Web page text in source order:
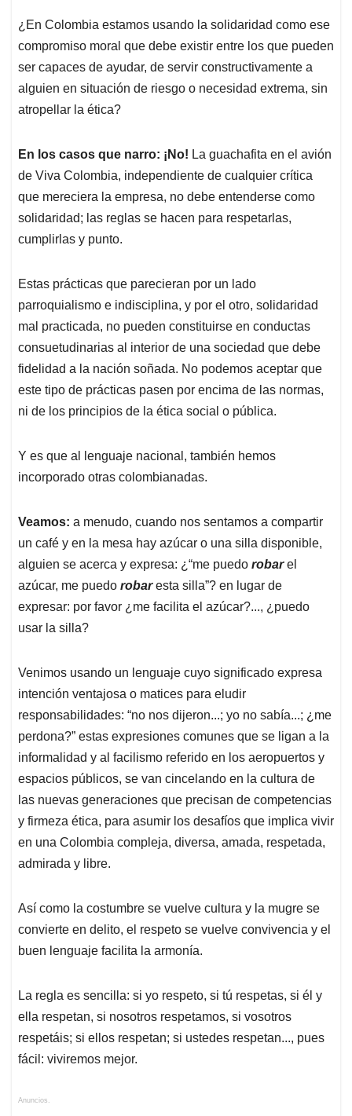
¿En Colombia estamos usando la solidaridad como ese
compromiso moral que debe existir entre los que pueden
ser capaces de ayudar, de servir constructivamente a
alguien en situación de riesgo o necesidad extrema, sin
atropellar la ética?
En los casos que narro: ¡No! La guachafita en el avión
de Viva Colombia, independiente de cualquier crítica
que mereciera la empresa, no debe entenderse como
solidaridad; las reglas se hacen para respetarlas,
cumplirlas y punto.
Estas prácticas que parecieran por un lado
parroquialismo e indisciplina, y por el otro, solidaridad
mal practicada, no pueden constituirse en conductas
consuetudinarias al interior de una sociedad que debe
fidelidad a la nación soñada. No podemos aceptar que
este tipo de prácticas pasen por encima de las normas,
ni de los principios de la ética social o pública.
Y es que al lenguaje nacional, también hemos
incorporado otras colombianadas.
Veamos: a menudo, cuando nos sentamos a compartir
un café y en la mesa hay azúcar o una silla disponible,
alguien se acerca y expresa: ¿“me puedo robarel
azúcar, me puedo robaresta silla”? en lugar de
expresar: por favor ¿me facilita el azúcar?..., ¿puedo
usar la silla?
Venimos usando un lenguaje cuyo significado expresa
intención ventajosa o matices para eludir
responsabilidades: “no nos dijeron...; yo no sabía...; ¿me
perdona?” estas expresiones comunes que se ligan a la
informalidad y al facilismo referido en los aeropuertos y
espacios públicos, se van cincelando en la cultura de
las nuevas generaciones que precisan de competencias
y firmeza ética, para asumir los desafíos que implica vivir
en una Colombia compleja, diversa, amada, respetada,
admirada y libre.
Así como la costumbre se vuelve cultura y la mugre se
convierte en delito, el respeto se vuelve convivencia y el
buen lenguaje facilita la armonía.
La regla es sencilla: si yo respeto, si tú respetas, si él y
ella respetan, si nosotros respetamos, si vosotros
respetáis; si ellos respetan; si ustedes respetan..., pues
fácil: viviremos mejor.
Anuncios.